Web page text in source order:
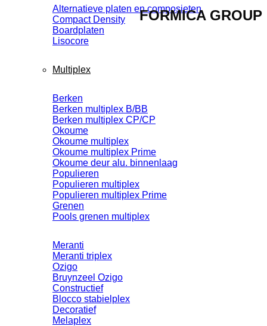
Alternatieve platen en composieten
Compact Density
Boardplaten
Lisocore
Multiplex
Berken
Berken multiplex B/BB
Berken multiplex CP/CP
Okoume
Okoume multiplex
Okoume multiplex Prime
Okoume deur alu. binnenlaag
Populieren
Populieren multiplex
Populieren multiplex Prime
Grenen
Pools grenen multiplex
Meranti
Meranti triplex
Ozigo
Bruynzeel Ozigo
Constructief
Blocco stabielplex
Decoratief
Melaplex
FORMICA GROUP